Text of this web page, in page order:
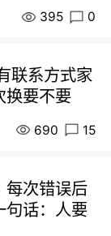
395 0
联系方式家
换要不要
690 15
每次错误后
句话：人要